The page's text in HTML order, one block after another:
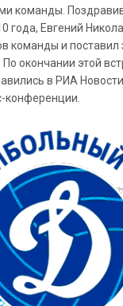
команды.
года, Евгений
команды и поставил
окончании этой
в РИА
конференции.